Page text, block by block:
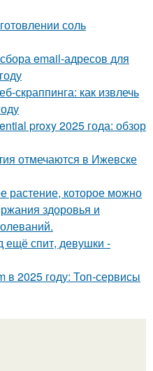
соль
email-адресов для
скраппинга: как извлечь
proxy 2025 года: обзор
отмечаются в Ижевске
растение, которое можно
здоровья и
ещё спит, девушки -
2025 году: Топ-сервисы